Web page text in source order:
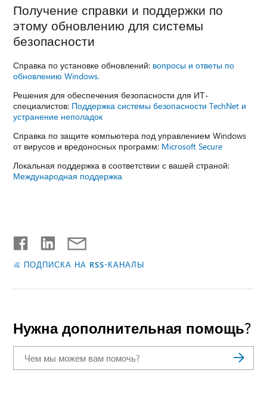
Получение справки и поддержки по
этому обновлению для системы
безопасности
Справка по установке обновлений: вопросы и ответы по
обновлению Windows.
Решения для обеспечения безопасности для ИТ-
специалистов: Поддержка системы безопасности TechNet и
устранение неполадок
Справка по защите компьютера под управлением Windows
от вирусов и вредоносных программ: Microsoft Secure
Локальная поддержка в соответствии с вашей страной:
Международная поддержка
ПОДПИСКА НА RSS-КАНАЛЫ
Нужна дополнительная помощь?